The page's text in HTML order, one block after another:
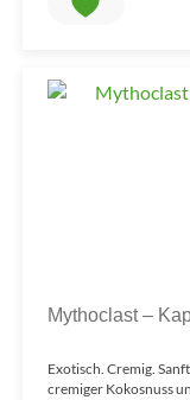
Mythoclast –
Exotisch. Cremig.
cremiger Kokosnuss